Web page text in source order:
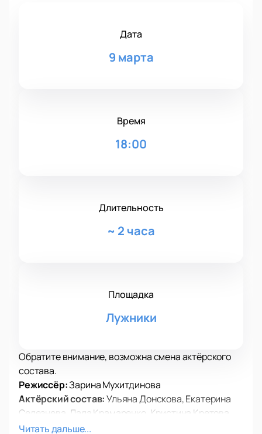
Дата
9 марта
Время
18:00
Длительность
~ 2 часа
Площадка
Лужники
Обратите внимание, возможна смена актёрского
состава.
Режиссёр:Зарина Мухитдинова
Актёрский состав:Ульяна Донскова, Екатерина
Селезнева, Лала Крамаренко, Кристина Кретова,
Игорь Цвирко
Читать дальше...